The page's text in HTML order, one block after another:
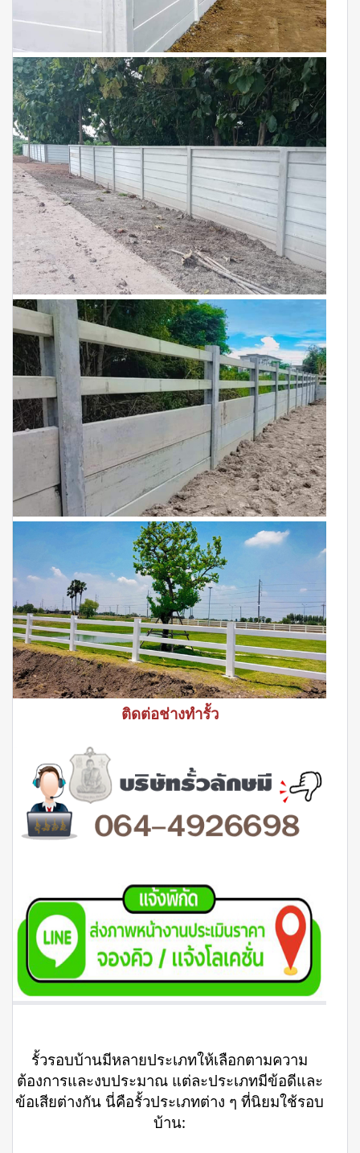
ติดต่อช่างทำรั้ว
รั้วรอบบ้านมีหลายประเภทให้เลือกตามความ
ต้องการและงบประมาณ แต่ละประเภทมีข้อดีและ
ข้อเสียต่างกัน นี่คือรั้วประเภทต่าง ๆ ที่นิยมใช้รอบ
บ้าน: